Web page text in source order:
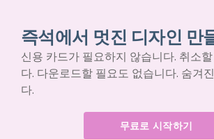
즉석에서 멋진 디자인 만
신용 카드가 필요하지 않습니다. 취소
다. 다운로드할 필요도 없습니다. 숨겨
다.
무료로 시작하기